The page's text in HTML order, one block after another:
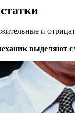
и
выделяют